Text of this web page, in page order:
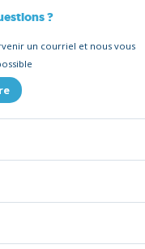
?
un courriel et nous vous